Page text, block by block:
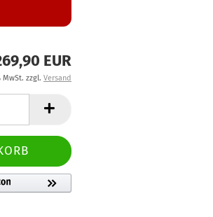
EUR
MwSt. zzgl. Versand